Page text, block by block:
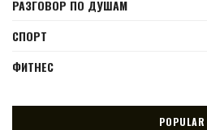
РАЗГОВОР ПО ДУШАМ
СПОРТ
ФИТНЕС
POPULAR